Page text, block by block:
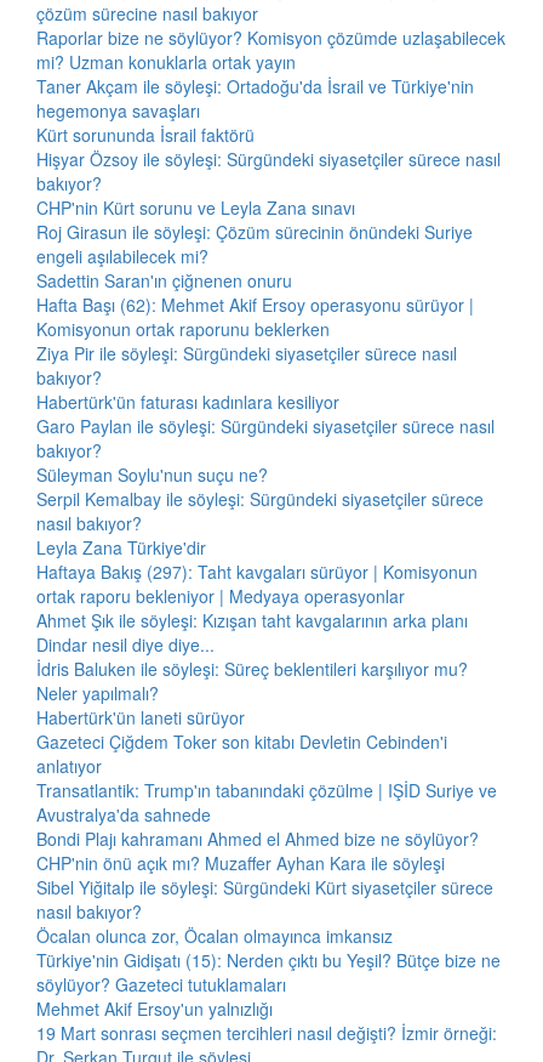
çözüm sürecine nasıl bakıyor
Raporlar bize ne söylüyor? Komisyon çözümde uzlaşabilecek
mi? Uzman konuklarla ortak yayın
Taner Akçam ile söyleşi: Ortadoğu'da İsrail ve Türkiye'nin
hegemonya savaşları
Kürt sorununda İsrail faktörü
Hişyar Özsoy ile söyleşi: Sürgündeki siyasetçiler sürece nasıl
bakıyor?
CHP'nin Kürt sorunu ve Leyla Zana sınavı
Roj Girasun ile söyleşi: Çözüm sürecinin önündeki Suriye
engeli aşılabilecek mi?
Sadettin Saran'ın çiğnenen onuru
Hafta Başı (62): Mehmet Akif Ersoy operasyonu sürüyor |
Komisyonun ortak raporunu beklerken
Ziya Pir ile söyleşi: Sürgündeki siyasetçiler sürece nasıl
bakıyor?
Habertürk'ün faturası kadınlara kesiliyor
Garo Paylan ile söyleşi: Sürgündeki siyasetçiler sürece nasıl
bakıyor?
Süleyman Soylu'nun suçu ne?
Serpil Kemalbay ile söyleşi: Sürgündeki siyasetçiler sürece
nasıl bakıyor?
Leyla Zana Türkiye'dir
Haftaya Bakış (297): Taht kavgaları sürüyor | Komisyonun
ortak raporu bekleniyor | Medyaya operasyonlar
Ahmet Şık ile söyleşi: Kızışan taht kavgalarının arka planı
Dindar nesil diye diye...
İdris Baluken ile söyleşi: Süreç beklentileri karşılıyor mu?
Neler yapılmalı?
Habertürk'ün laneti sürüyor
Gazeteci Çiğdem Toker son kitabı Devletin Cebinden'i
anlatıyor
Transatlantik: Trump'ın tabanındaki çözülme | IŞİD Suriye ve
Avustralya'da sahnede
Bondi Plajı kahramanı Ahmed el Ahmed bize ne söylüyor?
CHP'nin önü açık mı? Muzaffer Ayhan Kara ile söyleşi
Sibel Yiğitalp ile söyleşi: Sürgündeki Kürt siyasetçiler sürece
nasıl bakıyor?
Öcalan olunca zor, Öcalan olmayınca imkansız
Türkiye'nin Gidişatı (15): Nerden çıktı bu Yeşil? Bütçe bize ne
söylüyor? Gazeteci tutuklamaları
Mehmet Akif Ersoy'un yalnızlığı
19 Mart sonrası seçmen tercihleri nasıl değişti? İzmir örneği:
Dr. Serkan Turgut ile söyleşi